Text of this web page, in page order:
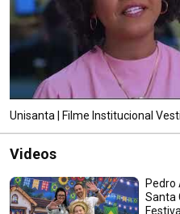
Unisanta | Filme Institucional
Videos
Pedro
Santa